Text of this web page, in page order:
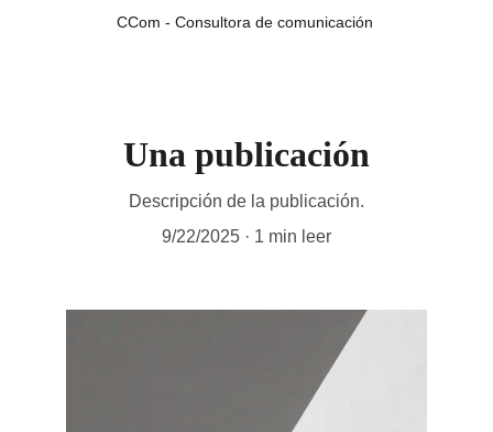
CCom - Consultora de comunicación
Una publicación
Descripción de la publicación.
9/22/2025
1 min leer